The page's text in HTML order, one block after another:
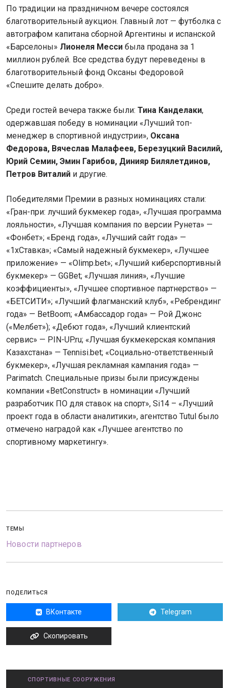
По традиции на праздничном вечере состоялся
благотворительный аукцион. Главный лот — футболка с
автографом капитана сборной Аргентины и испанской
«Барселоны» Лионеля Месси была продана за 1
миллион рублей. Все средства будут переведены в
благотворительный фонд Оксаны Федоровой
«Спешите делать добро».
Среди гостей вечера также были: Тина Канделаки,
одержавшая победу в номинации «Лучший топ-
менеджер в спортивной индустрии», Оксана
Федорова, Вячеслав Малафеев, Березуцкий Василий,
Юрий Семин, Эмин Гарибов, Динияр Билялетдинов,
Петров Виталий и другие.
Победителями Премии в разных номинациях стали:
«Гран-при: лучший букмекер года», «Лучшая программа
лояльности», «Лучшая компания по версии Рунета» —
«Фонбет»; «Бренд года», «Лучший сайт года» —
«1хСтавка»; «Самый надежный букмекер», «Лучшее
приложение» — «Olimp.bet»; «Лучший киберспортивный
букмекер» — GGBet; «Лучшая линия», «Лучшие
коэффициенты», «Лучшее спортивное партнерство» —
«БЕТСИТИ»; «Лучший флагманский клуб», «Ребрендинг
года» — BetBoom; «Амбассадор года» — Рой Джонс
(«Мелбет»); «Дебют года», «Лучший клиентский
сервис» — PIN-UP.ru; «Лучшая букмекерская компания
Казахстана» — Tennisi.bet; «Социально-ответственный
букмекер», «Лучшая рекламная кампания года» —
Parimatch. Специальные призы были присуждены
компании «BetConstruct» в номинации «Лучший
разработчик ПО для ставок на спорт», Si14 – «Лучший
проект года в области аналитики», агентство Tutul было
отмечено наградой как «Лучшее агентство по
спортивному маркетингу».
ТЕМЫ
Новости партнеров
ПОДЕЛИТЬСЯ
ВКонтакте Telegram
Скопировать
СПОРТИВНЫЕ СООРУЖЕНИЯ